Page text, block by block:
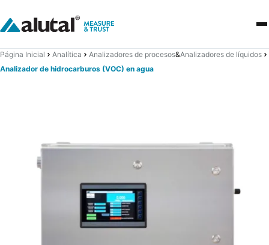
Página Inicial Analítica Analizadores de procesos&Analizadores de líquidos
Analizador de hidrocarburos (VOC) en agua